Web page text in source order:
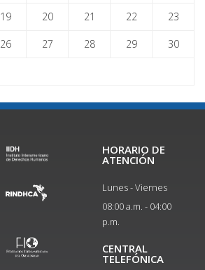
19 20 21 22 23
26 27 28 29 30
HORARIO DE
ATENCIÓN
Lunes - Viernes
08:00 a.m. - 04:00
p.m.
CENTRAL
TELEFÓNICA